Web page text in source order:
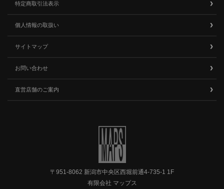
特定商取引法表示
個人情報の取扱い
サイトマップ
お問い合わせ
直営店舗のご案内
〒951-8062 新潟市中央区西堀前通4-735-1 1F
有限会社 マップス